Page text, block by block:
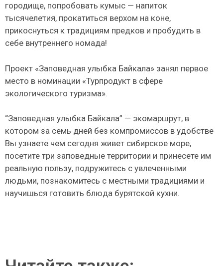
городище, попробовать кумыс — напиток
тысячелетия, прокатиться верхом на коне,
прикоснуться к традициям предков и пробудить в
себе внутреннего номада!
Проект «Заповедная улыбка Байкала» занял первое
место в номинации «Турпродукт в сфере
экологического туризма».
“Заповедная улыбка Байкала” — экомаршрут, в
котором за семь дней без компромиссов в удобстве
Вы узнаете чем сегодня живет сибирское море,
посетите три заповедные территории и принесете им
реальную пользу, подружитесь с увлеченными
людьми, познакомитесь с местными традициями и
научишься готовить блюда бурятской кухни.